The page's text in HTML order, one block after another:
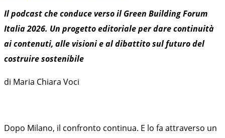
Il podcast che conduce verso il Green Building Forum
Italia 2026. Un progetto editoriale per dare continuità
ai contenuti, alle visioni e al dibattito sul futuro del
costruire sostenibile
di Maria Chiara Voci
Dopo Milano, il confronto continua. E lo fa attraverso un